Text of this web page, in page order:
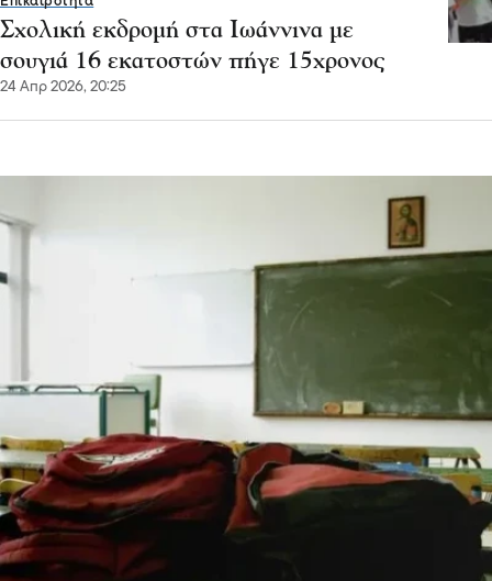
Σχολική εκδρομή στα Ιωάννινα με
σουγιά 16 εκατοστών πήγε 15χρονος
24 Απρ 2026, 20:25